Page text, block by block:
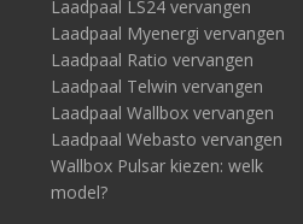
Laadpaal LS24 vervangen
Laadpaal Myenergi vervangen
Laadpaal Ratio vervangen
Laadpaal Telwin vervangen
Laadpaal Wallbox vervangen
Laadpaal Webasto vervangen
Wallbox Pulsar kiezen: welk
model?